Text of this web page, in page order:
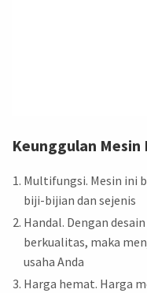
Keunggulan Mesin
Multifungsi. Mesin ini
biji-bijian dan sejenis
Handal. Dengan
berkualitas, maka
usaha Anda
Harga hemat. Harga